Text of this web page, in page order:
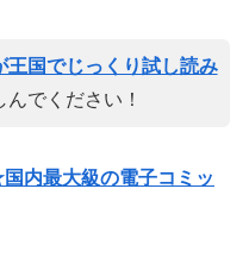
王国でじっくり試し読み
んでください！
内最大級の電子コミッ